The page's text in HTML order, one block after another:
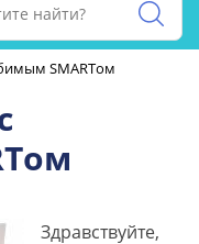
SMARTом
Здравствуйте,